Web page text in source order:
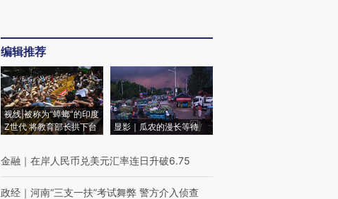
编辑推荐
视线|被称为“蟑螂”的印度
Z世代 将教育部长拱下台
显影｜瓜农的漫长等待
金融 ｜ 在岸人民币兑美元汇率连日升破6.75
政经 ｜ 河南“三支一扶”考试舞弊 警方介入侦查